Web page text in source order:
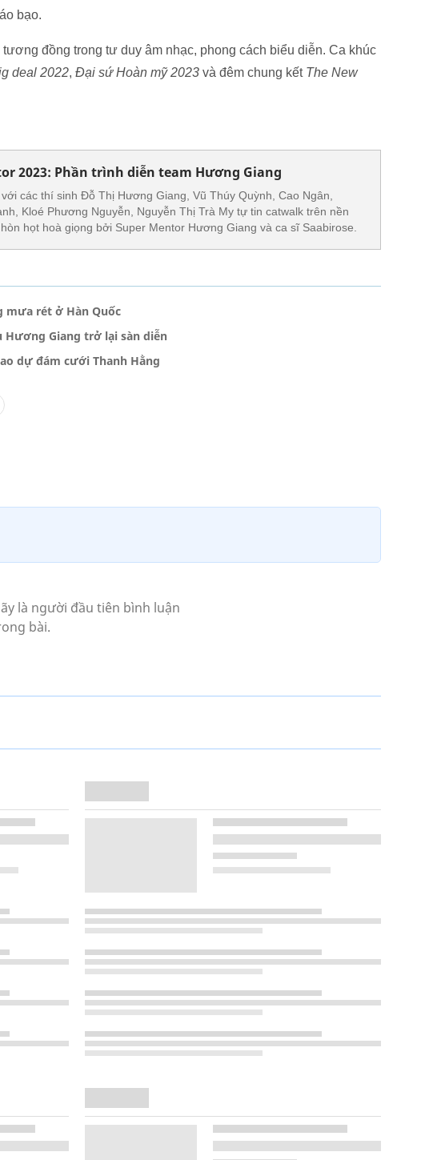
bạo.
đồng trong tư duy âm nhạc, phong cách biểu diễn. Ca khúc
deal 2022, Đại sứ Hoàn mỹ 2023 và đêm chung kết The New
2023: Phần trình diễn team Hương Giang
các thí sinh Đỗ Thị Hương Giang, Vũ Thúy Quỳnh, Cao Ngân,
Kloé Phương Nguyễn, Nguyễn Thị Trà My tự tin catwalk trên nền
họt hoà giọng bởi Super Mentor Hương Giang và ca sĩ Saabirose.
mưa rét ở Hàn Quốc
Hương Giang trở lại sàn diễn
dự đám cưới Thanh Hằng